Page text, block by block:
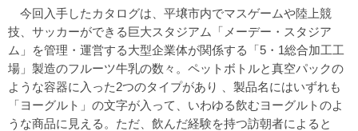
今回入手したカタログは、平壌市内でマスゲームや陸上競
技、サッカーができる巨大スタジアム「メーデー・スタジア
ム」を管理・運営する大型企業体が関係する「5・1総合加工工
場」製造のフルーツ牛乳の数々。ペットボトルと真空パックの
ような容器に入った2つのタイプがあり 、製品名にはいずれも
「ヨーグルト」の文字が入って、いわゆる飲むヨーグルトのよ
うな商品に見える。ただ、飲んだ経験を持つ訪朝者によると